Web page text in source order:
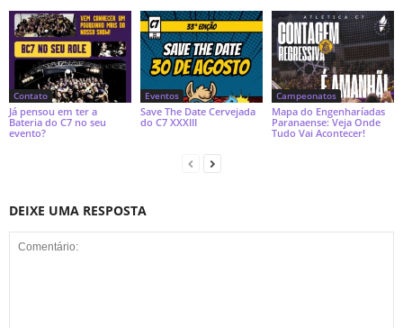
Contato
Já pensou em ter a
Bateria do C7 no seu
evento?
Eventos
Save The Date Cervejada
do C7 XXXIII
Campeonatos
Mapa do Engenharíadas
Paranaense: Veja Onde
Tudo Vai Acontecer!
DEIXE UMA RESPOSTA